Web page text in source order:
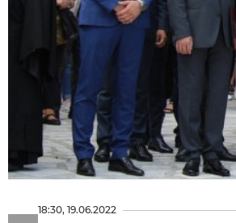
18:30, 19.06.2022